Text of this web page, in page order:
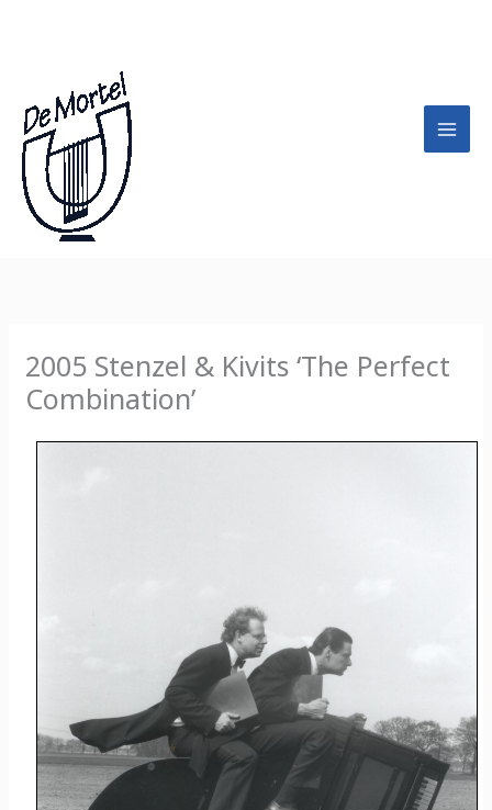
2005 Stenzel & Kivits ‘The Perfect
Combination’
h
i
e
f